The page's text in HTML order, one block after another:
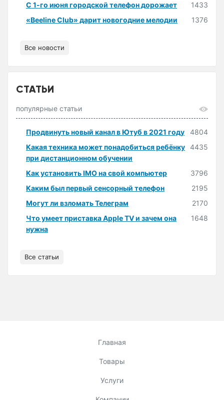
С 1-го июня городской телефон дорожает
1433
«Beeline Club» дарит новогодние мелодии
1376
Все новости
СТАТЬИ
популярные статьи
Продвинуть новый канал в Ютуб в 2021 году
4804
Какая техника может понадобиться ребёнку
при дистанционном обучении
4435
Как установить IMO на свой компьютер
3796
Каким был первый сенсорный телефон
2195
Могут ли взломать Телеграм
2170
Что умеет приставка Apple TV и зачем она
нужна
1648
Все статьи
Главная
Товары
Услуги